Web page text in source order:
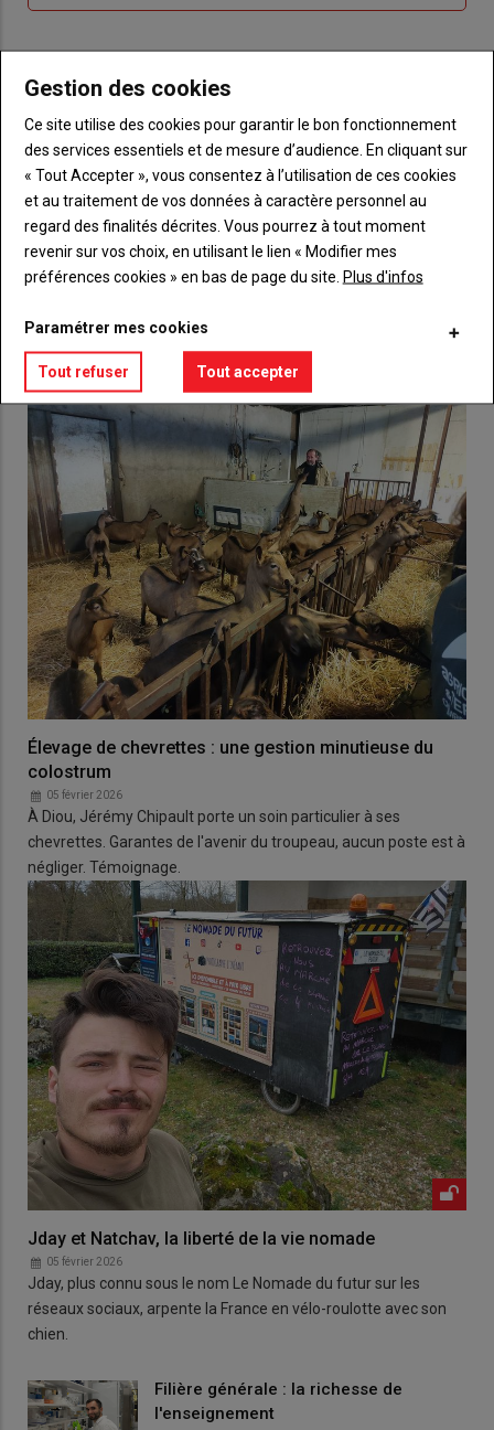
de
me
Sous-
titre
Vous n'êtes pas abonné(e)
TITRE CRÉEZ UN COMPTE
BodyChoisissez votre formule et créez votre
compte pour accéder à tout {nom-site}.
Lien Créez un compte
VOUS AIMEREZ AUSSI
Élevage de chevrettes : une gestion minutieuse du
colostrum
05 février 2026
À Diou, Jérémy Chipault porte un soin particulier à ses
chevrettes. Garantes de l'avenir du troupeau, aucun poste est à
négliger. Témoignage.
Jday et Natchav, la liberté de la vie nomade
05 février 2026
Jday, plus connu sous le nom Le Nomade du futur sur les
réseaux sociaux, arpente la France en vélo-roulotte avec son
chien.
Filière générale : la richesse de
l'enseignement
Gestion des cookies
Ce site utilise des cookies pour garantir le bon fonctionnement
des services essentiels et de mesure d’audience. En cliquant sur
« Tout Accepter », vous consentez à l’utilisation de ces cookies
et au traitement de vos données à caractère personnel au
regard des finalités décrites. Vous pourrez à tout moment
revenir sur vos choix, en utilisant le lien « Modifier mes
préférences cookies » en bas de page du site. Plus d'infos
Paramétrer mes cookies
Tout refuser Tout accepter